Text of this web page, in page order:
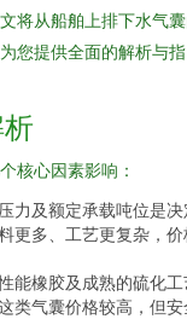
将从船舶上排下水气
您提供全面的解析与指
核心因素影响：
力及额定承载吨位是决
更多、工艺更复杂，价
能橡胶及成熟的硫化工
类气囊价格较高，但安